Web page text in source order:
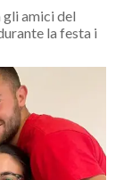
amici del
la festa i